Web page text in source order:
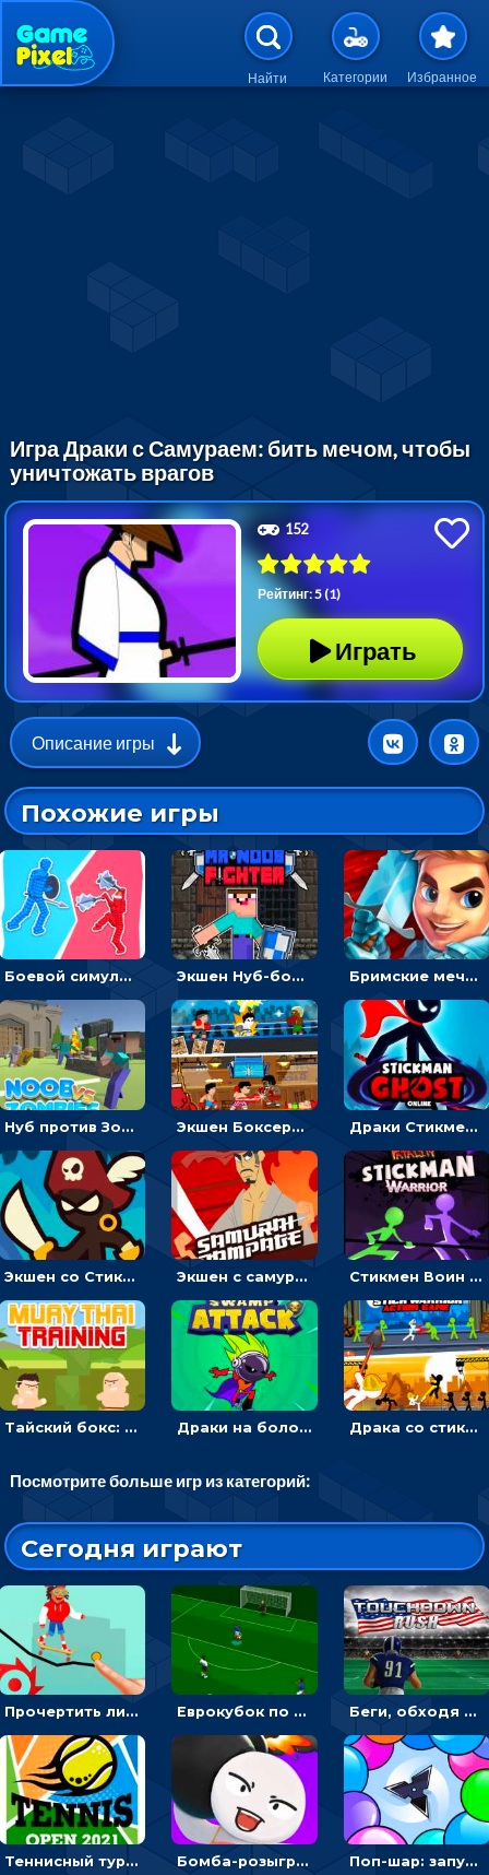
Перейти к основному
Найти Категории Избранное
Игра Драки с Самураем: бить мечом, чтобы
уничтожать врагов
152
Рейтинг: 5 (1)
Играть
Описание игры
Похожие игры
Боевой симулятор 3D: повтори позу рыцаря и победи врага Экшен Нуб-боец: прыгать через препятствия или бить врагов мечом Бримские мечи: бежать через преграды, бить врагов и собирать монеты
Нуб против Зомби: направлять линию на врага и бить молотом Экшен Боксерский боец: менять сторону, чтобы бить противников Драки Стикмена с призраками: бить мечом или уходить от подземных кольев
Экшен со Стикменом: Драка с рисованными чертиками Экшен с самураем: бежать или бить демонов кинжалом Стикмен Воин фаталити: подбрасывать куклу и драться
Тайский бокс: драки с деревом Драки на болоте: бежать или бить монстров и роботов Драка со стикменом: бить врагов по очереди лопатой
Посмотрите больше игр из категорий:
Сегодня играют
Прочертить линию, чтобы проехать на скейте, через преграды к финишу - для мальчиков Еврокубок по футболу 2021 в 3D: пасуй мяч и бей по воротам соперника Беги, обходя соперников и собирай бонусы - американский футбол
Теннисный турнир: подавать или отбивать шарик ракеткой Бомба-розыгрыш: передавай и беги – 3D гиперказуалка Поп-шар: запускать колючку, чтобы лопать воздушные шарики